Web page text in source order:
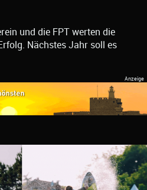
und die FPT werten die
Nächstes Jahr soll es